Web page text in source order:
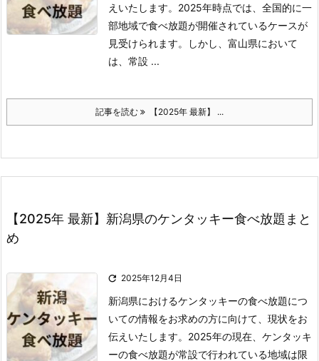
えいたします。 2025年時点では、全国的に一
部地域で食べ放題が開催されているケースが
見受けられます。
しかし、富山県において
は、常設 ...
記事を読む 【2025年 最新】 ...
【2025年 最新】新潟県のケンタッキー食べ放題まと
め
 2025年12月4日
新潟県におけるケンタッキーの食べ放題につ
いての情報をお求めの方に向けて、現状をお
伝えいたします。 2025年の現在、ケンタッキ
ーの食べ放題が常設で行われている地域は限